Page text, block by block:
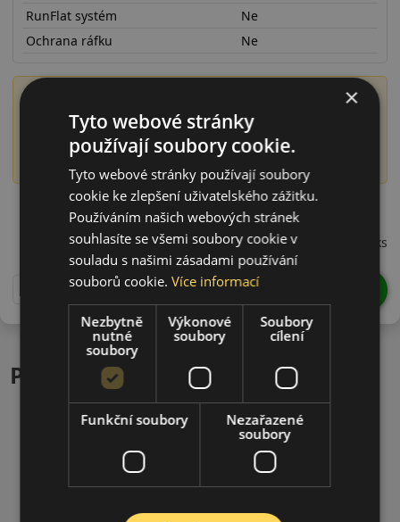
RunFlat systém
Ne
Ochrana ráfku
Ne
Číslo DOT obsahuje informaci o době výroby pneumatiky,
konkrétně o roce a týdnu výroby. Například DOT 1522
označuje pneumatiku vyrobenou ve 15. týdnu roku 2022.
14565R15TBC1D22
/ks
ks
Podobné produkty
N-Blue HD Plus DOT21
145/65R15 (72) T
×
Tyto webové stránky
používají soubory cookie.
Tyto webové stránky používají soubory
cookie ke zlepšení uživatelského zážitku.
Používáním našich webových stránek
souhlasíte se všemi soubory cookie v
souladu s našimi zásadami používání
souborů cookie.Více informací
Nezbytně
nutné
soubory
Výkonové
soubory
Soubory
cílení
Funkční soubory
Nezařazené
soubory